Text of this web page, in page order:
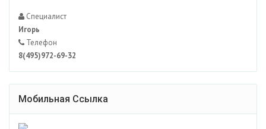
Специалист
Игорь
Телефон
8(495)972-69-32
Мобильная Ссылка